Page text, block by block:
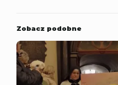
Zobacz podobne